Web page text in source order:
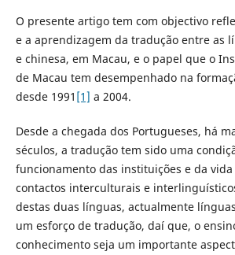
O presente artigo tem com objectivo
e a aprendizagem da tradução entre as
e chinesa, em Macau, e o papel que o
de Macau tem desempenhado na
desde 1991 [1] a 2004.
Desde a chegada dos Portugueses, há
séculos, a tradução tem sido uma
funcionamento das instituições e da vida
contactos interculturais e
destas duas línguas, actualmente
um esforço de tradução, daí que, o
conhecimento seja um importante